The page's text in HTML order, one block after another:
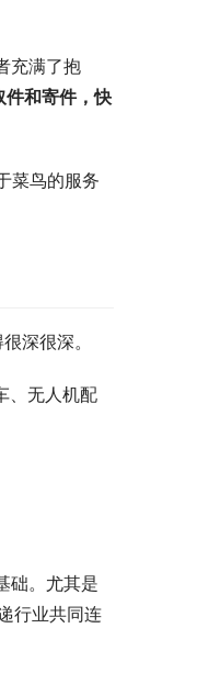
充满了抱
件和寄件，快
菜鸟的服务
深很深。
、无人机配
础。尤其是
行业共同连